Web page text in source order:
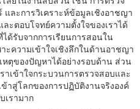
ละการวิเคราะห์ข้อมูลเชิงอาชญา
ะตอบโจทย์ความตั้งใจของเราได้
ด้รับจากการเรียนการสอนใน
ความเข้าใจเชิงลึกในด้านอาชญา
หตุของปัญหาได้อย่างรอบด้าน ส่วน
เข้าใจกระบวนการตรวจสอบและ
าสู่โลกของการปฏิบัติงานจริงองค์
เรามาก